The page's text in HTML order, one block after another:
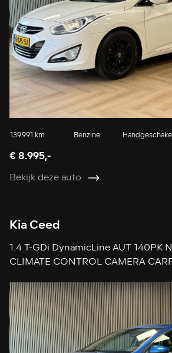
139.991 km Benzine
€ 8.995,-
Bekijk deze auto
Kia Ceed
1.4 T-GDi DynamicLine AUT 140PK
CLIMATE CONTROL CAMERA